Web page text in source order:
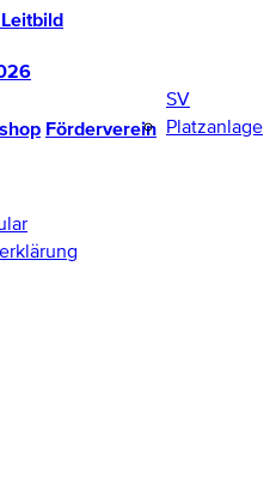
Förderverein
SV
Platzanlage